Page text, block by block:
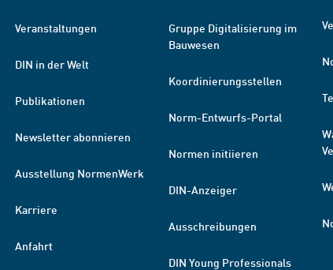
Veranstaltungen
DIN in der Welt
Publikationen
Newsletter abonnieren
Ausstellung NormenWerk
Karriere
Anfahrt
Gruppe Digitalisierung im
Bauwesen
Koordinierungsstellen
Norm-Entwurfs-Portal
Normen initiieren
DIN-Anzeiger
Ausschreibungen
DIN Young Professionals